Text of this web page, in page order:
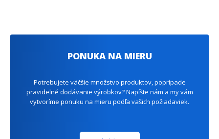
PONUKA NA MIERU
Potrebujete väčšie množstvo produktov, poprípade
pravidelné dodávanie výrobkov? Napíšte nám a my vám
vytvoríme ponuku na mieru podľa vašich požiadaviek.